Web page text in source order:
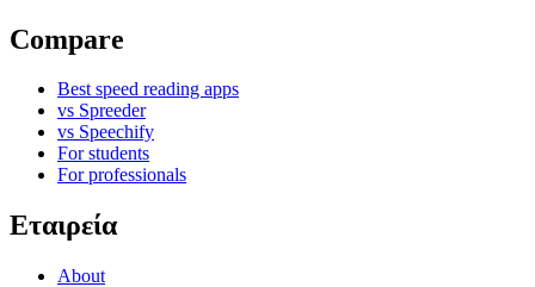
Compare
Best speed reading apps
vs Spreeder
vs Speechify
For students
For professionals
Εταιρεία
About